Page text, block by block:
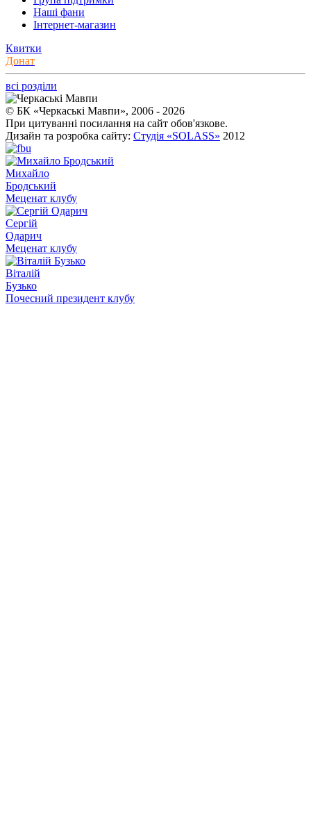
Наші фани
Інтернет-магазин
Квитки
Донат
всі розділи
© БК «Черкаські Мавпи», 2006 - 2026
При цитуванні посилання на сайт обов'язкове.
Дизайн та розробка сайту: Студія «SOLASS» 2012
Михайло
Бродський
Меценат клубу
Сергій
Одарич
Меценат клубу
Віталій
Бузько
Почесний президент клубу